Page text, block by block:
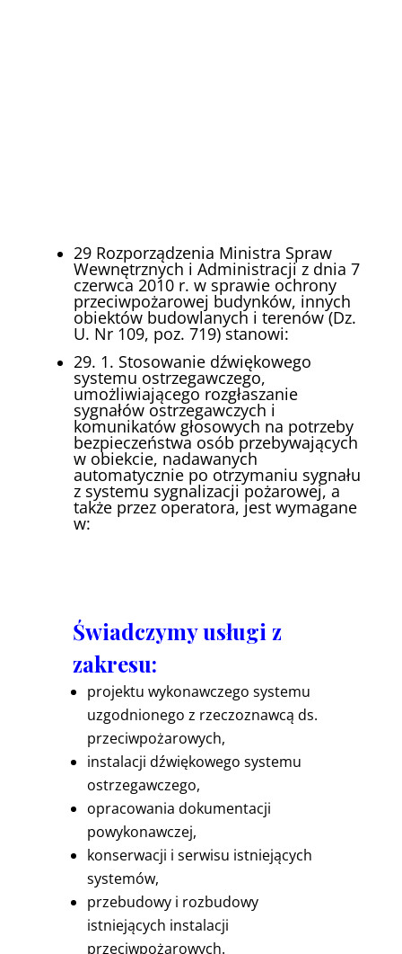
29 Rozporządzenia Ministra Spraw
Wewnętrznych i Administracji z dnia 7
czerwca 2010 r. w sprawie ochrony
przeciwpożarowej budynków, innych
obiektów budowlanych i terenów (Dz.
U. Nr 109, poz. 719) stanowi:
29. 1. Stosowanie dźwiękowego
systemu ostrzegawczego,
umożliwiającego rozgłaszanie
sygnałów ostrzegawczych i
komunikatów głosowych na potrzeby
bezpieczeństwa osób przebywających
w obiekcie, nadawanych
automatycznie po otrzymaniu sygnału
z systemu sygnalizacji pożarowej, a
także przez operatora, jest wymagane
w:
Świadczymy usługi z
zakresu:
projektu wykonawczego systemu
uzgodnionego z rzeczoznawcą ds.
przeciwpożarowych,
instalacji dźwiękowego systemu
ostrzegawczego,
opracowania dokumentacji
powykonawczej,
konserwacji i serwisu istniejących
systemów,
przebudowy i rozbudowy
istniejących instalacji
przeciwpożarowych.